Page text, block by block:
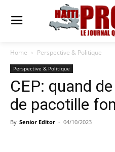
Home Perspective & Politique
Perspective & Politique
CEP: quand
de pacotille
By Senior Editor - 04/10/2023